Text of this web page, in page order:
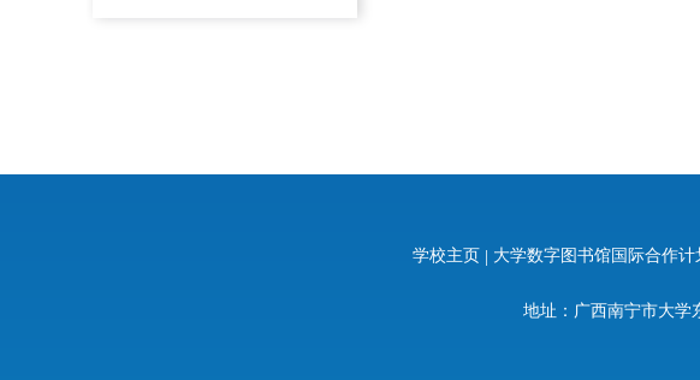
学校主页 | 大学数字图书馆国际合作计
地址：广西南宁市大